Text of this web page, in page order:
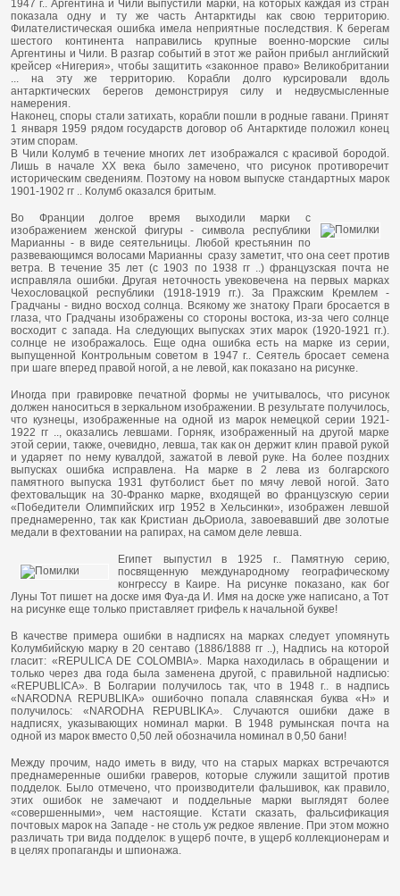
1947 г.. Аргентина и Чили выпустили марки, на которых каждая из стран
показала одну и ту же часть Антарктиды как свою территорию.
Филателистическая ошибка имела неприятные последствия. К берегам
шестого континента направились крупные военно-морские силы
Аргентины и Чили. В разгар событий в этот же район прибыл английский
крейсер «Нигерия», чтобы защитить «законное право» Великобритании
... на эту же территорию. Корабли долго курсировали вдоль
антарктических берегов демонстрируя силу и недвусмысленные
намерения.
Наконец, споры стали затихать, корабли пошли в родные гавани. Принят
1 января 1959 рядом государств договор об Антарктиде положил конец
этим спорам.
В Чили Колумб в течение многих лет изображался с красивой бородой.
Лишь в начале XX века было замечено, что рисунок противоречит
историческим сведениям. Поэтому на новом выпуске стандартных марок
1901-1902 гг .. Колумб оказался бритым.
Во Франции долгое время выходили марки с
изображением женской фигуры - символа республики
Марианны - в виде сеятельницы. Любой крестьянин по
развевающимся волосами Марианны сразу заметит, что она сеет против
ветра. В течение 35 лет (с 1903 по 1938 гг ..) французская почта не
исправляла ошибки. Другая неточность увековечена на первых марках
Чехословацкой республики (1918-1919 гг.). За Пражским Кремлем -
Градчаны - видно восход солнца. Всякому же знатоку Праги бросается в
глаза, что Градчаны изображены со стороны востока, из-за чего солнце
восходит с запада. На следующих выпусках этих марок (1920-1921 гг.).
солнце не изображалось. Еще одна ошибка есть на марке из серии,
выпущенной Контрольным советом в 1947 г.. Сеятель бросает семена
при шаге вперед правой ногой, а не левой, как показано на рисунке.
Иногда при гравировке печатной формы не учитывалось, что рисунок
должен наноситься в зеркальном изображении. В результате получилось,
что кузнецы, изображенные на одной из марок немецкой серии 1921-
1922 гг .., оказались левшами. Горняк, изображенный на другой марке
этой серии, также, очевидно, левша, так как он держит клин правой рукой
и ударяет по нему кувалдой, зажатой в левой руке. На более поздних
выпусках ошибка исправлена. На марке в 2 лева из болгарского
памятного выпуска 1931 футболист бьет по мячу левой ногой. Зато
фехтовальщик на 30-Франко марке, входящей во французскую серии
«Победители Олимпийских игр 1952 в Хельсинки», изображен левшой
преднамеренно, так как Кристиан дьОриола, завоевавший две золотые
медали в фехтовании на рапирах, на самом деле левша.
Египет выпустил в 1925 г.. Памятную серию,
посвященную международному географическому
конгрессу в Каире. На рисунке показано, как бог
Луны Тот пишет на доске имя Фуа-да И. Имя на доске уже написано, а Тот
на рисунке еще только приставляет грифель к начальной букве!
В качестве примера ошибки в надписях на марках следует упомянуть
Колумбийскую марку в 20 сентаво (1886/1888 гг ..), Надпись на которой
гласит: «REPULICA DE COLOMBIA». Марка находилась в обращении и
только через два года была заменена другой, с правильной надписью:
«REPUBLICA». В Болгарии получилось так, что в 1948 г.. в надпись
«NARODNA REPUBLIKA» ошибочно попала славянская буква «Н» и
получилось: «NARODHA REPUBLIKA». Случаются ошибки даже в
надписях, указывающих номинал марки. В 1948 румынская почта на
одной из марок вместо 0,50 лей обозначила номинал в 0,50 бани!
Между прочим, надо иметь в виду, что на старых марках встречаются
преднамеренные ошибки граверов, которые служили защитой против
подделок. Было отмечено, что производители фальшивок, как правило,
этих ошибок не замечают и поддельные марки выглядят более
«совершенными», чем настоящие. Кстати сказать, фальсификация
почтовых марок на Западе - не столь уж редкое явление. При этом можно
различать три вида подделок: в ущерб почте, в ущерб коллекционерам и
в целях пропаганды и шпионажа.